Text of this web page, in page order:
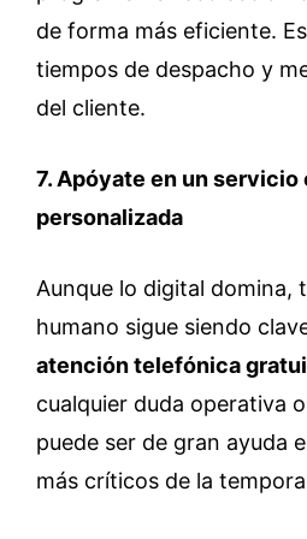
de forma más eficiente.
tiempos de despacho y
del cliente.
7. Apóyate en un
personalizada
Aunque lo digital domina,
humano sigue siendo
atención telefónica
cualquier duda operativa
puede ser de gran ayuda
más críticos de la